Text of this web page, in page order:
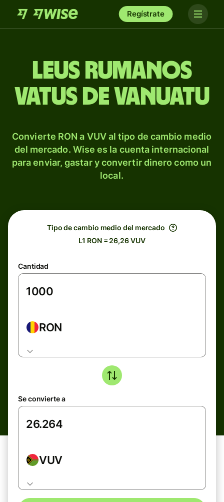
Regístrate
Leus rumanos
vatus de Vanuatu
Convierte RON a VUV al tipo de cambio medio
del mercado. Wise es la cuenta internacional
para enviar, gastar y convertir dinero como un
local.
Tipo de cambio medio del mercado
L1 RON = 26,26 VUV
Cantidad
RON
Se convierte a
VUV